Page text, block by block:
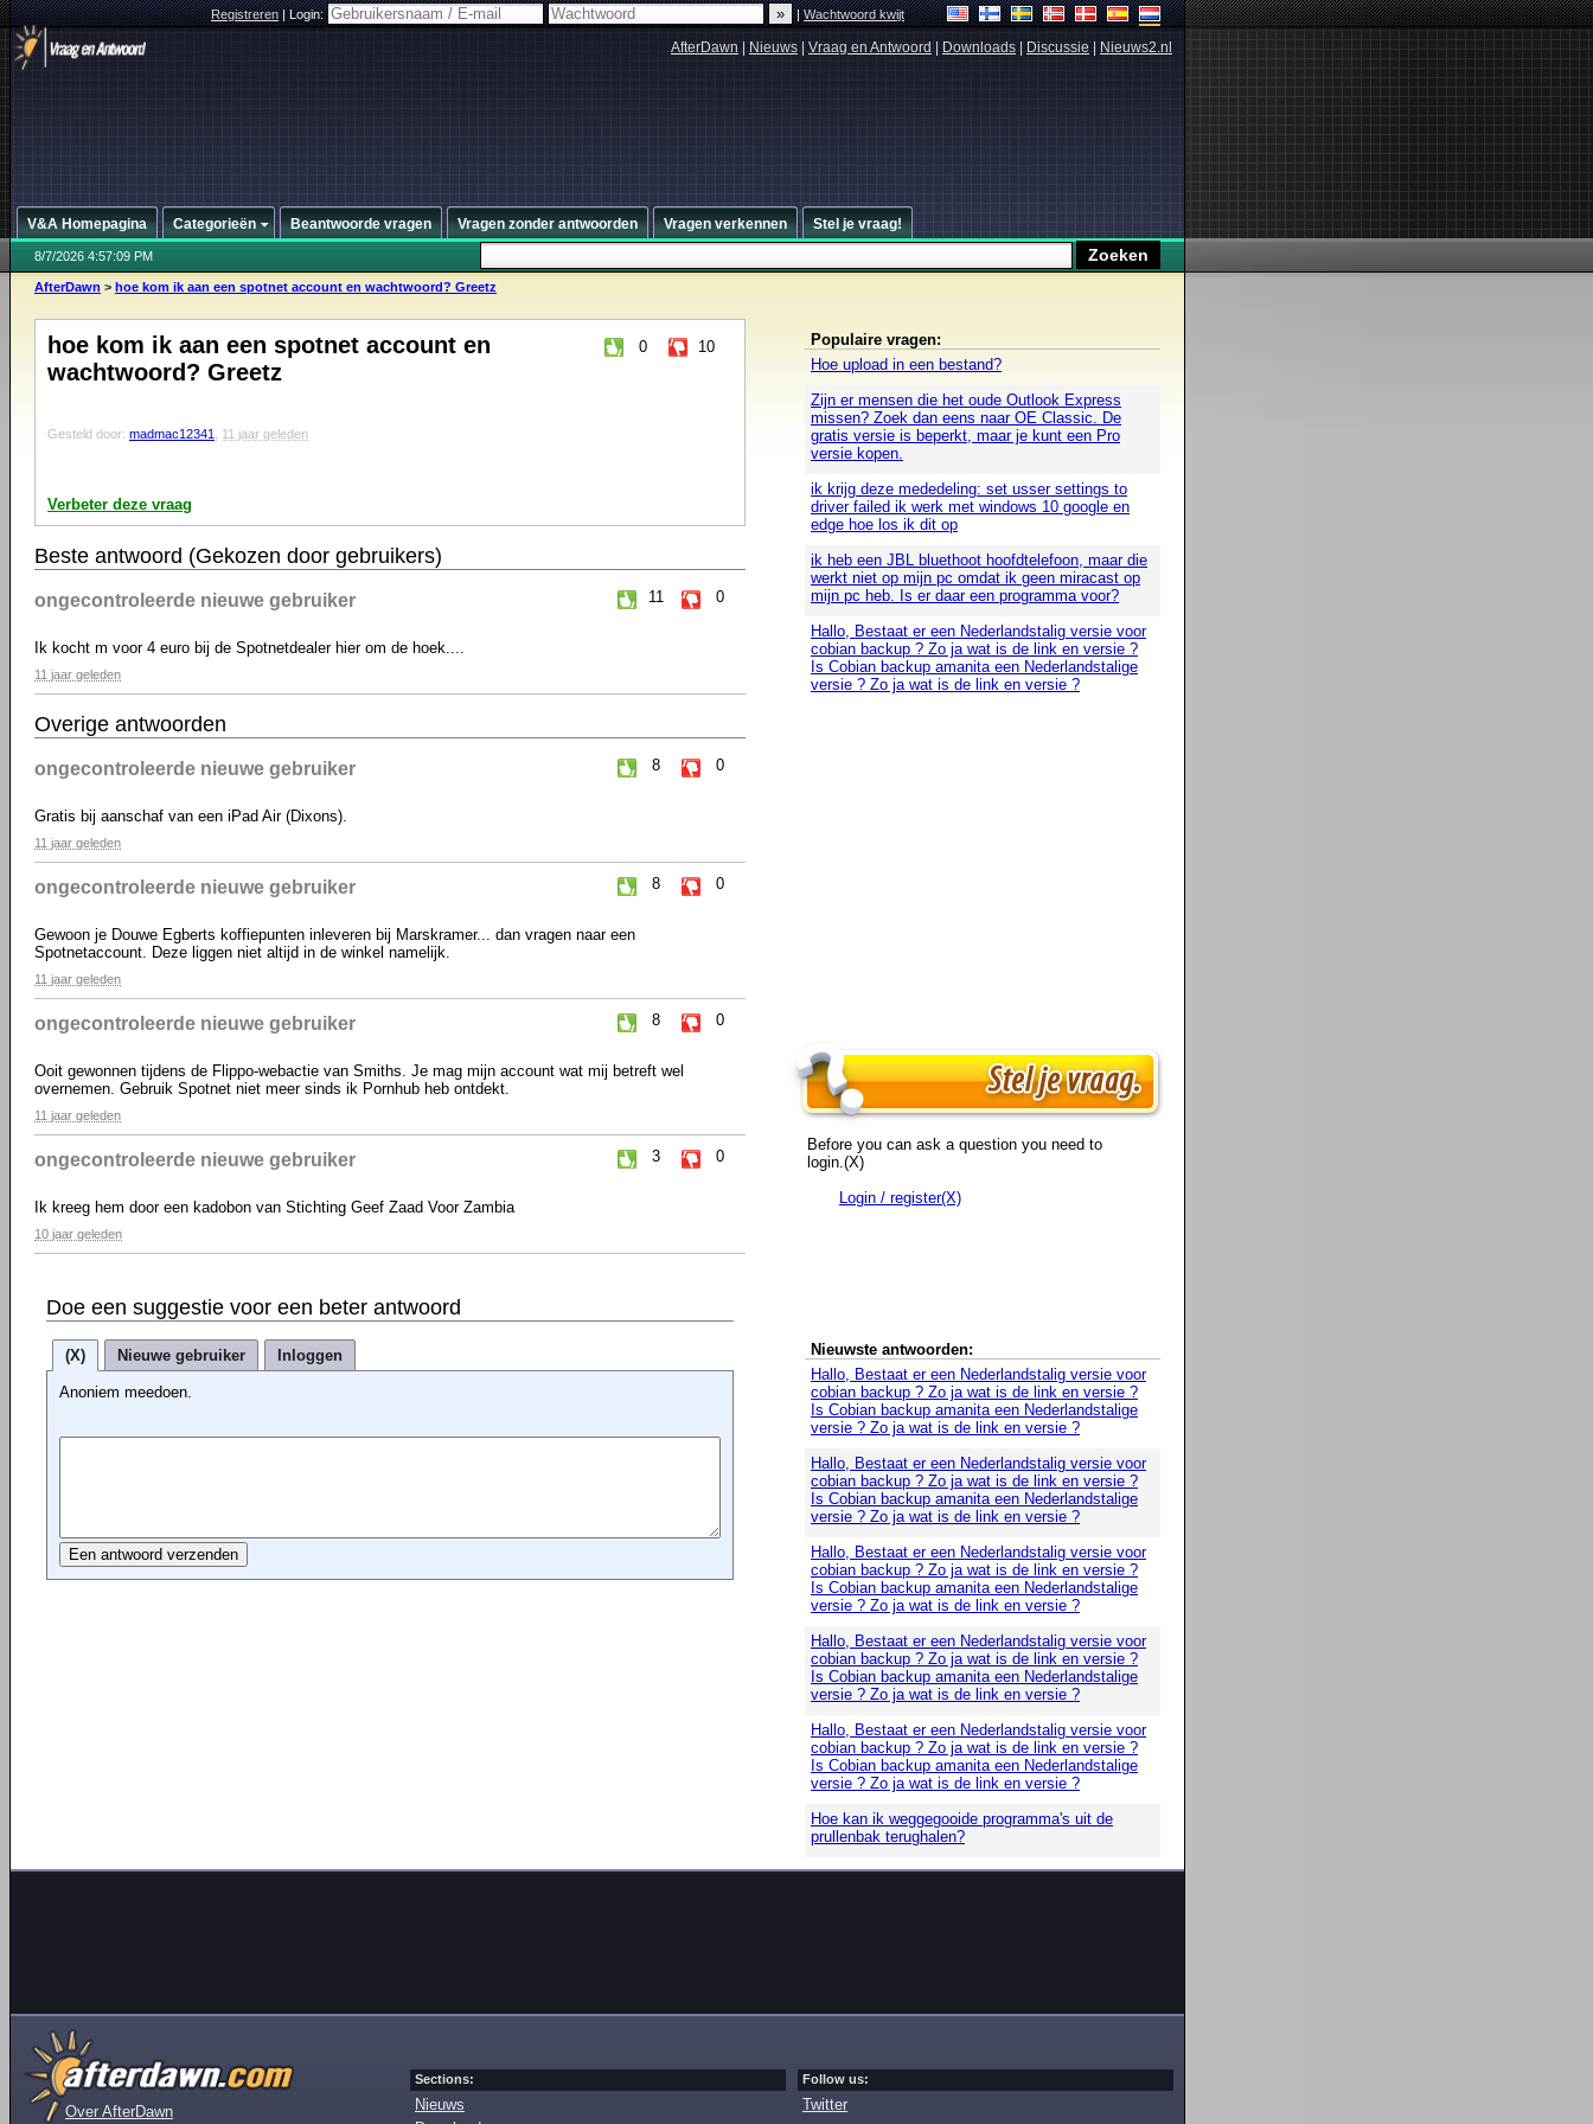
Registreren|Login: |Wachtwoord kwijt
AfterDawn Nieuws Vraag en Antwoord Downloads Discussie Nieuws2.nl
V&A Homepagina Categorieën Beantwoorde vragen Vragen zonder antwoorden Vragen verkennen Stel je vraag!
8/7/2026 4:57:09 PM
AfterDawn > hoe kom ik aan een spotnet account en wachtwoord? Greetz
0 10
hoe kom ik aan een spotnet account en
wachtwoord? Greetz
Gesteld door: madmac12341 11 jaar geleden
Verbeter deze vraag
Beste antwoord (Gekozen door gebruikers)
11 0
ongecontroleerde nieuwe gebruiker
Ik kocht m voor 4 euro bij de Spotnetdealer hier om de hoek....
11 jaar geleden
Overige antwoorden
8 0
ongecontroleerde nieuwe gebruiker
Gratis bij aanschaf van een iPad Air (Dixons).
11 jaar geleden
8 0
ongecontroleerde nieuwe gebruiker
Gewoon je Douwe Egberts koffiepunten inleveren bij Marskramer... dan vragen naar een
Spotnetaccount. Deze liggen niet altijd in de winkel namelijk.
11 jaar geleden
8 0
ongecontroleerde nieuwe gebruiker
Ooit gewonnen tijdens de Flippo-webactie van Smiths. Je mag mijn account wat mij betreft wel
overnemen. Gebruik Spotnet niet meer sinds ik Pornhub heb ontdekt.
11 jaar geleden
3 0
ongecontroleerde nieuwe gebruiker
Ik kreeg hem door een kadobon van Stichting Geef Zaad Voor Zambia
10 jaar geleden
Doe een suggestie voor een beter antwoord
(X) Nieuwe gebruiker Inloggen
Anoniem meedoen.
Populaire vragen:
Hoe upload in een bestand?
Zijn er mensen die het oude Outlook Express
missen? Zoek dan eens naar OE Classic. De
gratis versie is beperkt, maar je kunt een Pro
versie kopen.
ik krijg deze mededeling: set usser settings to
driver failed ik werk met windows 10 google en
edge hoe los ik dit op
ik heb een JBL bluethoot hoofdtelefoon, maar die
werkt niet op mijn pc omdat ik geen miracast op
mijn pc heb. Is er daar een programma voor?
Hallo, Bestaat er een Nederlandstalig versie voor
cobian backup ? Zo ja wat is de link en versie ?
Is Cobian backup amanita een Nederlandstalige
versie ? Zo ja wat is de link en versie ?
Before you can ask a question you need to
login.(X)
Login / register(X)
Nieuwste antwoorden:
Hallo, Bestaat er een Nederlandstalig versie voor
cobian backup ? Zo ja wat is de link en versie ?
Is Cobian backup amanita een Nederlandstalige
versie ? Zo ja wat is de link en versie ?
Hallo, Bestaat er een Nederlandstalig versie voor
cobian backup ? Zo ja wat is de link en versie ?
Is Cobian backup amanita een Nederlandstalige
versie ? Zo ja wat is de link en versie ?
Hallo, Bestaat er een Nederlandstalig versie voor
cobian backup ? Zo ja wat is de link en versie ?
Is Cobian backup amanita een Nederlandstalige
versie ? Zo ja wat is de link en versie ?
Hallo, Bestaat er een Nederlandstalig versie voor
cobian backup ? Zo ja wat is de link en versie ?
Is Cobian backup amanita een Nederlandstalige
versie ? Zo ja wat is de link en versie ?
Hallo, Bestaat er een Nederlandstalig versie voor
cobian backup ? Zo ja wat is de link en versie ?
Is Cobian backup amanita een Nederlandstalige
versie ? Zo ja wat is de link en versie ?
Hoe kan ik weggegooide programma's uit de
prullenbak terughalen?
Over AfterDawn
Sections:
Nieuws
Follow us:
Twitter